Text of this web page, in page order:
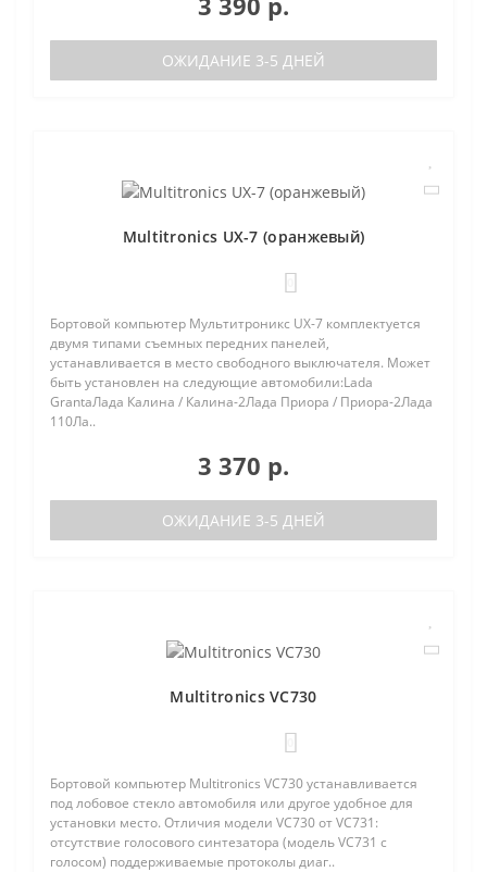
ОЖИДАНИЕ 3-5 ДНЕЙ
Multitronics UX-7 (оранжевый)
Бортовой компьютер Мультитроникс UX-7 комплектуется
двумя типами съемных передних панелей,
устанавливается в место свободного выключателя. Может
быть установлен на следующие автомобили:Lada
GrantaЛада Калина / Калина-2Лада Приора / Приора-2Лада
110Ла..
3 370 р.
ОЖИДАНИЕ 3-5 ДНЕЙ
Multitronics VC730
Бортовой компьютер Multitronics VC730 устанавливается
под лобовое стекло автомобиля или другое удобное для
установки место. Отличия модели VC730 от VC731:
отсутствие голосового синтезатора (модель VC731 с
голосом) поддерживаемые протоколы диаг..